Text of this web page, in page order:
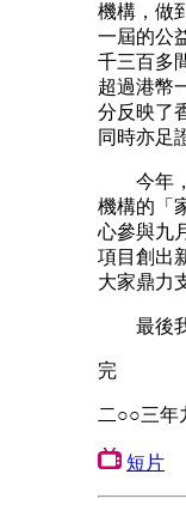
機構，做
一屆的公
千三百多
超過港幣
分反映了
同時亦足
今年，
機構的「
心參與九
項目創出
大家鼎力
最後我
完
二○○三年
短片